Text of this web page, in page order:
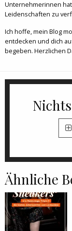
Unternehmerinnen
Leidenschaften zu
Ich hoffe, mein Blog
entdecken und dich
begeben. Herzlichen
Ähnliche